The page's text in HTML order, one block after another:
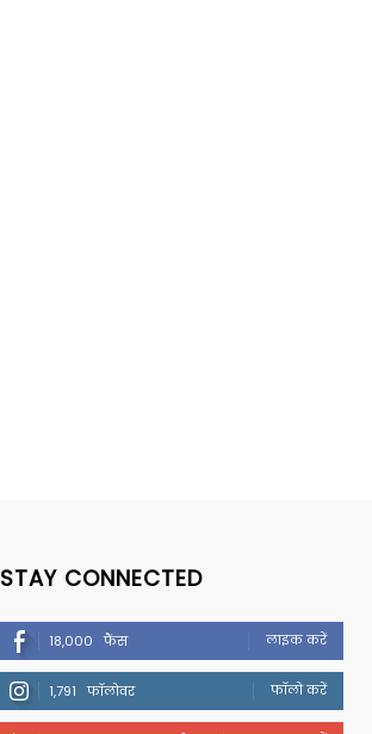
STAY CONNECTED
18,000 फैंस लाइक करें
1,791 फॉलोवर फॉलो करें